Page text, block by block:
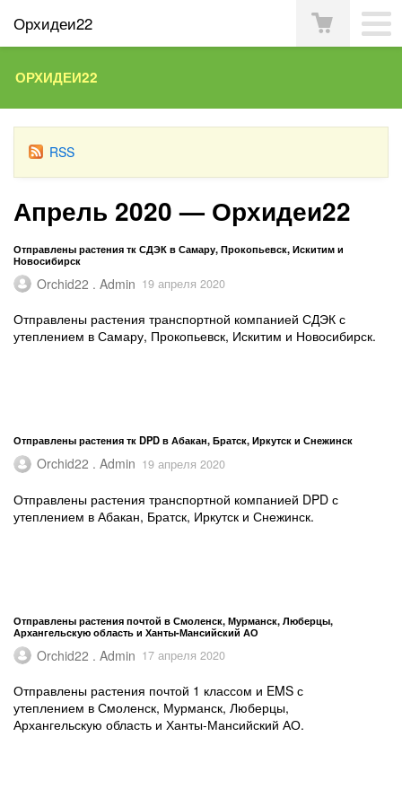
Орхидеи22
ОРХИДЕИ22
RSS
Апрель 2020 — Орхидеи22
Отправлены растения тк СДЭК в Самару, Прокопьевск, Искитим и
Новосибирск
Orchid22 . Admin 19 апреля 2020
Отправлены растения транспортной компанией СДЭК с
утеплением в Самару, Прокопьевск, Искитим и Новосибирск.
Отправлены растения тк DPD в Абакан, Братск, Иркутск и Снежинск
Orchid22 . Admin 19 апреля 2020
Отправлены растения транспортной компанией DPD с
утеплением в Абакан, Братск, Иркутск и Снежинск.
Отправлены растения почтой в Смоленск, Мурманск, Люберцы,
Архангельскую область и Ханты-Мансийский АО
Orchid22 . Admin 17 апреля 2020
Отправлены растения почтой 1 классом и EMS с
утеплением в Смоленск, Мурманск, Люберцы,
Архангельскую область и Ханты-Мансийский АО.